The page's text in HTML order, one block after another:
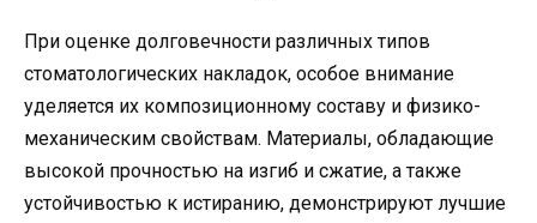
При оценке долговечности различных типов
стоматологических накладок, особое внимание
уделяется их композиционному составу и физико-
механическим свойствам. Материалы, обладающие
высокой прочностью на изгиб и сжатие, а также
устойчивостью к истиранию, демонстрируют лучшие